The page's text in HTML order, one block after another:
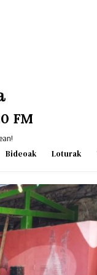
FM
Bideoak Loturak